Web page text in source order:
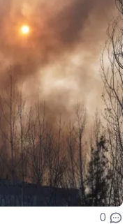
0